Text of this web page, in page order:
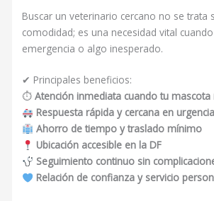
Buscar un veterinario cercano no se trata
comodidad; es una necesidad vital
emergencia o algo inesperado.
✔ Principales beneficios:
⏱Atención inmediata cuando tu
Respuesta rápida y cercana en
Ahorro de tiempo y traslado mínimo
Ubicación accesible en la DF
Seguimiento continuo sin
Relación de confianza y servicio